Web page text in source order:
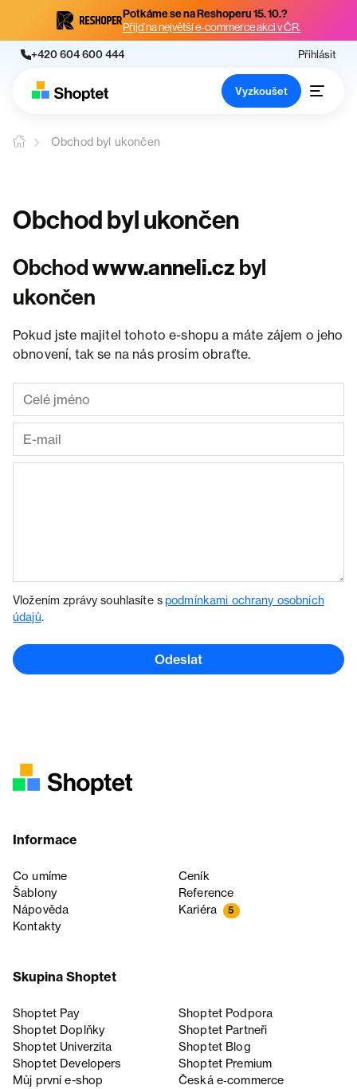
Potkáme se na Reshoperu 15. 10.?
Přijď na největší e-commerce akci v ČR.
+420 604 600 444 Přihlásit
Vyzkoušet
Obchod byl ukončen
Obchod byl ukončen
Obchodwww.anneli.cz byl
ukončen
Pokud jste majitel tohoto e-shopu a máte zájem o jeho
obnovení, tak se na nás prosím obraťte.
Vložením zprávy souhlasíte spodmínkami ochrany osobních
údajů.
Odeslat
Informace
Co umíme
Ceník
Šablony
Reference
Nápověda
Kariéra 5
Kontakty
Skupina Shoptet
Shoptet Pay
Shoptet Podpora
Shoptet Doplňky
Shoptet Partneři
Shoptet Univerzita
Shoptet Blog
Shoptet Developers
Shoptet Premium
Můj první e-shop
Česká e‑commerce